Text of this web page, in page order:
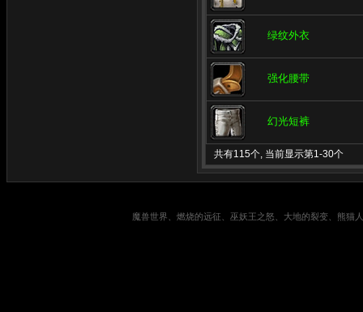
绿纹外衣
强化腰带
幻光短裤
共有115个, 当前显示第1-30个
魔兽世界、燃烧的远征、巫妖王之怒、大地的裂变、熊猫